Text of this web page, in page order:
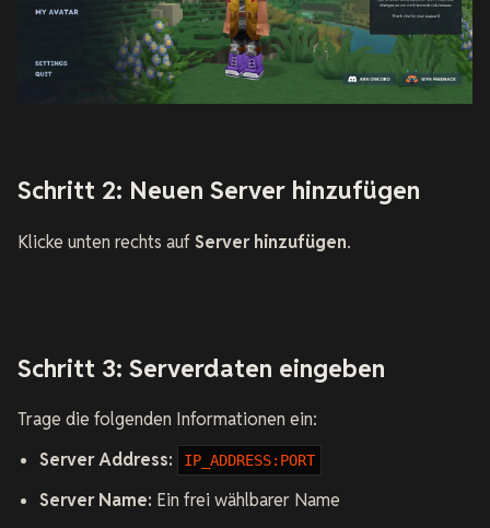
Schritt 2: Neuen Server hinzufügen
Klicke unten rechts aufServer hinzufügen.
Schritt 3: Serverdaten eingeben
Trage die folgenden Informationen ein:
Server Address:
IP_ADDRESS:PORT
Server Name: Ein frei wählbarer Name